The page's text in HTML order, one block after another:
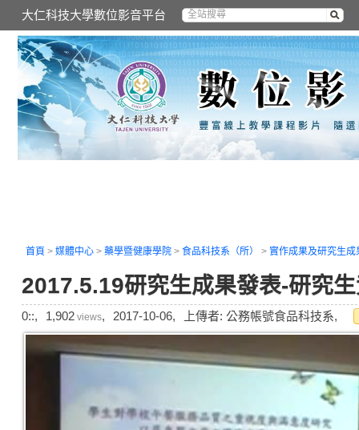
大仁科技大學數位影音平台
首頁 > 媒體中心 > 藥學暨健康學院 > 食品科技系（所） > 實作成果及研究生成
2017.5.19研究生成果發表-研究
0::, 1,902 views, 2017-10-06, 上傳者: 公務帳號食品科技系,